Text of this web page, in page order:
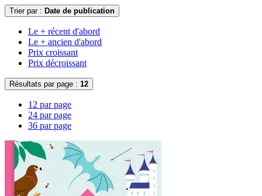
Trier par : Date de publication
Le + récent d'abord
Le + ancien d'abord
Prix croissant
Prix décroissant
Résultats par page : 12
12 par page
24 par page
36 par page